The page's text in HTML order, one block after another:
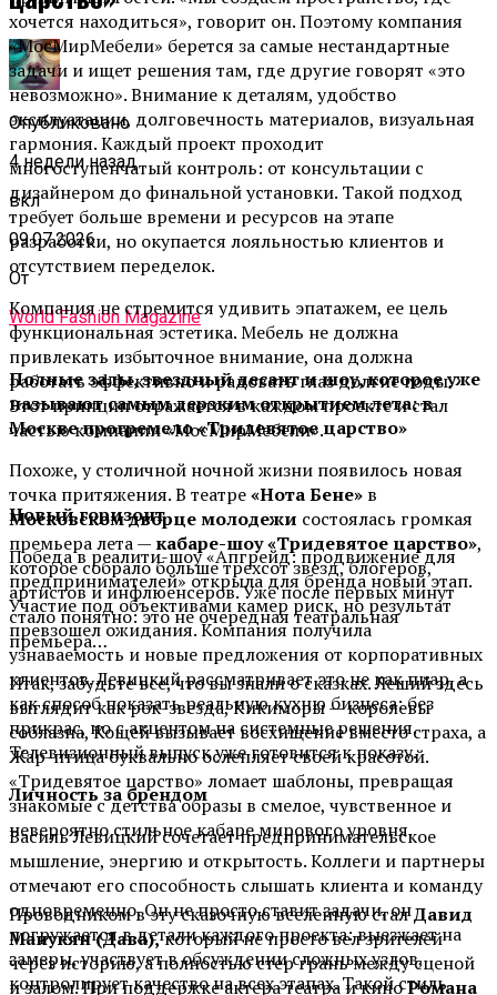
хочется находиться», говорит он. Поэтому компания
«МосМирМебели» берется за самые нестандартные
задачи и ищет решения там, где другие говорят «это
невозможно». Внимание к деталям, удобство
эксплуатации, долговечность материалов, визуальная
гармония. Каждый проект проходит
многоступенчатый контроль: от консультации с
дизайнером до финальной установки. Такой подход
требует больше времени и ресурсов на этапе
разработки, но окупается лояльностью клиентов и
отсутствием переделок.
Компания не стремится удивить эпатажем, ее цель
функциональная эстетика. Мебель не должна
привлекать избыточное внимание, она должна
работать эффективно и радовать глаз долгие годы.
Этот принцип отражается в каждом проекте и стал
частью компании «МосМирМебели».
Новый горизонт
Победа в реалити-шоу «Апгрейд: продвижение для
предпринимателей» открыла для бренда новый этап.
Участие под объективами камер риск, но результат
превзошел ожидания. Компания получила
узнаваемость и новые предложения от корпоративных
клиентов. Левицкий рассматривает это не как пиар, а
как способ показать реальную кухню бизнеса: без
прикрас, но с акцентом на системные решения.
Телевизионный выпуск уже готовится к показу.
Личность за брендом
Василь Левицкий сочетает предпринимательское
мышление, энергию и открытость. Коллеги и партнеры
отмечают его способность слышать клиента и команду
одновременно. Он не просто ставит задачи, он
погружается в детали каждого проекта: выезжает на
замеры, участвует в обсуждении сложных узлов,
контролирует качество на всех этапах. Такой стиль
Опубликовано
4 недели назад
вкл
09.07.2026
От
World Fashion Magazine
Полные залы, звездный десант и шоу, которое уже
называют самым дерзким открытием лета: в
Москве прогремело «Тридевятое царство»
Похоже, у столичной ночной жизни появилось новая
точка притяжения. В театре«Нота Бене» в
Московском дворце молодежи состоялась громкая
премьера лета — кабаре-шоу «Тридевятое царство»,
которое собрало больше трехсот звезд, блогеров,
артистов и инфлюенсеров. Уже после первых минут
стало понятно: это не очередная театральная
премьера…
Итак, забудьте все, что вы знали о сказках. Леший здесь
выглядит как рок-звезда, Кикиморы — королевы
соблазна, Кощей вызывает восхищение вместо страха, а
Жар-птица буквально ослепляет своей красотой.
«Тридевятое царство» ломает шаблоны, превращая
знакомые с детства образы в смелое, чувственное и
невероятно стильное кабаре мирового уровня.
Проводником в эту сказочную вселенную сталДавид
Манукян (Дава),который не просто вел зрителей
через историю, а полностью стер грань между сценой
и залом. При поддержке актера театра и киноРомана